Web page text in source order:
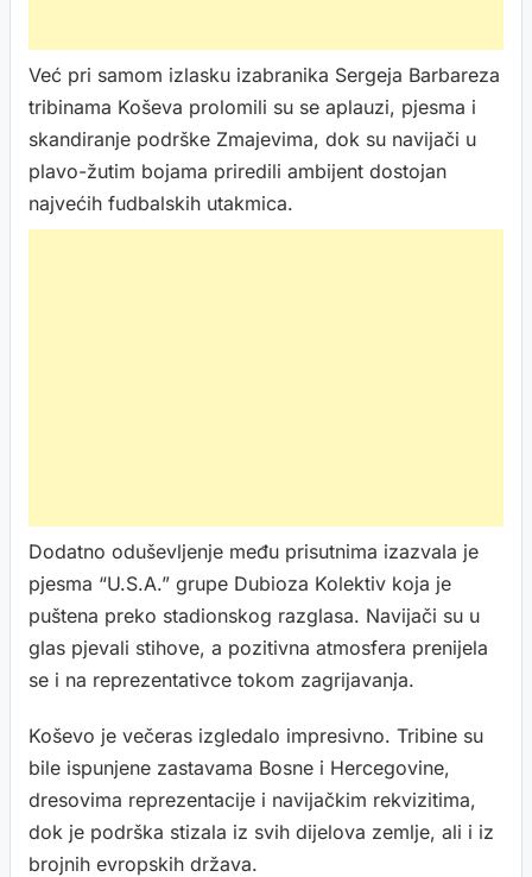
Već pri samom izlasku izabranika Sergeja Barbareza
tribinama Koševa prolomili su se aplauzi, pjesma i
skandiranje podrške Zmajevima, dok su navijači u
plavo-žutim bojama priredili ambijent dostojan
najvećih fudbalskih utakmica.
Dodatno oduševljenje među prisutnima izazvala je
pjesma “U.S.A.” grupe Dubioza Kolektiv koja je
puštena preko stadionskog razglasa. Navijači su u
glas pjevali stihove, a pozitivna atmosfera prenijela
se i na reprezentativce tokom zagrijavanja.
Koševo je večeras izgledalo impresivno. Tribine su
bile ispunjene zastavama Bosne i Hercegovine,
dresovima reprezentacije i navijačkim rekvizitima,
dok je podrška stizala iz svih dijelova zemlje, ali i iz
brojnih evropskih država.